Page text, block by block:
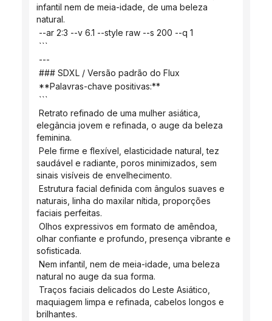
infantil nem de meia-idade, de uma beleza
natural.
--ar 2:3 --v 6.1 --style raw --s 200 --q 1
```
---
### SDXL / Versão padrão do Flux
**Palavras-chave positivas:**
```
elegância jovem e refinada, o auge da beleza
feminina.
saudável e radiante, poros minimizados, sem
sinais visíveis de envelhecimento.
naturais, linha do maxilar nítida, proporções
faciais perfeitas.
olhar confiante e profundo, presença vibrante e
sofisticada.
natural no auge da sua forma.
maquiagem limpa e refinada, cabelos longos e
brilhantes.